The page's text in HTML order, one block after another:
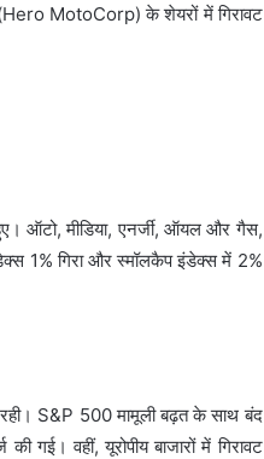
MotoCorp) के शेयरों में गिरावट
ऑटो, मीडिया, एनर्जी, ऑयल और गैस,
1% गिरा और स्मॉलकैप इंडेक्स में 2%
रही। S&P 500 मामूली बढ़त के साथ बंद
वहीं, यूरोपीय बाजारों में गिरावट